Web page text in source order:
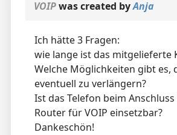
VOIPwas created byAnja
Ich hätte 3 Fragen:
wie lange ist das mitgelieferte
Welche Möglichkeiten gibt es,
eventuell zu verlängern?
Ist das Telefon beim
Router für VOIP einsetzbar?
Dankeschön!